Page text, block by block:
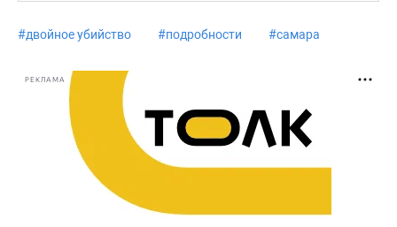
#двойное убийство #подробности #самара
РЕКЛАМА